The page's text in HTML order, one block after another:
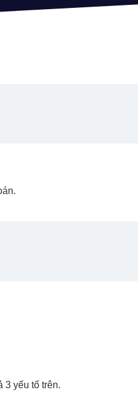
yếu tố trên.